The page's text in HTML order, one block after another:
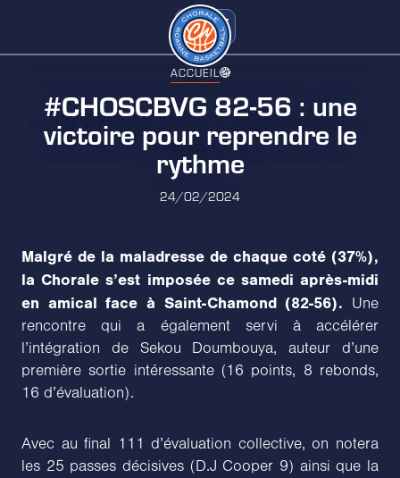
ACCUEIL
#CHOSCBVG 82-56 : une
victoire pour reprendre le
rythme
24/02/2024
Malgré de la maladresse de chaque coté (37%),
la Chorale s’est imposée ce samedi après-midi
en amical face à Saint-Chamond (82-56). Une
rencontre qui a également servi à accélérer
l’intégration de Sekou Doumbouya, auteur d’une
première sortie intéressante (16 points, 8 rebonds,
16 d’évaluation).
Avec au final 111 d’évaluation collective, on notera
les 25 passes décisives (D.J Cooper 9) ainsi que la